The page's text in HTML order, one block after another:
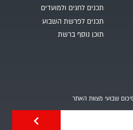
תכנים לחגים ולמועדים
תכנים לפרשת השבוע
תוכן נוסף ברשת
שבועי מצוות האתר